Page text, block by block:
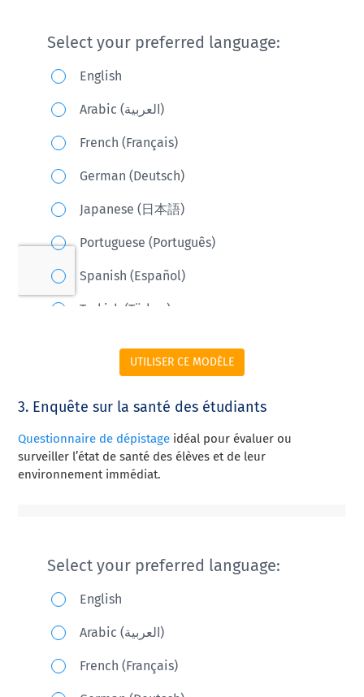
UTILISER CE MODÈLE
3. Enquête sur la santé des étudiants
Questionnaire de dépistage idéal pour évaluer ou
surveiller l’état de santé des élèves et de leur
environnement immédiat.